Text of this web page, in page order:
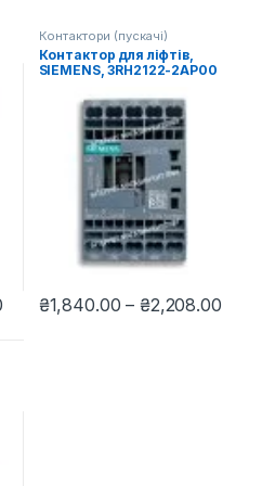
Діапазон цін: від ₴7,520.00 до
Параметри можна вибрати
Контактори (пускачі)
Контактор для ліфтів,
SIEMENS, 3RH2122-2AP00
₴1,840.00 – ₴2,208.00
Цей товар має кілька